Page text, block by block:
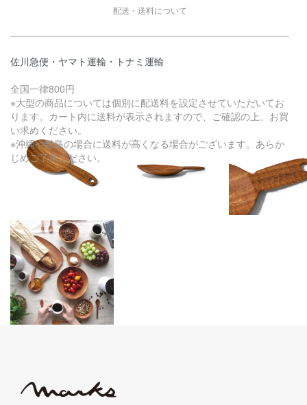
配送・送料について
佐川急便・ヤマト運輸・トナミ運輸
全国一律800円
※大型の商品については個別に配送料を設定させていただいてお
ります。カート内に送料が表示されますので、ご確認の上、お買
い求めください。
※沖縄や離島の場合に送料が高くなる場合がございます。あらか
じめご了承ください。